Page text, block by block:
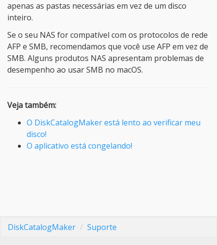
apenas as pastas necessárias em vez de um disco
inteiro.
Se o seu NAS for compatível com os protocolos de rede
AFP e SMB, recomendamos que você use AFP em vez de
SMB. Alguns produtos NAS apresentam problemas de
desempenho ao usar SMB no macOS.
Veja também:
O DiskCatalogMaker está lento ao verificar meu
disco!
O aplicativo está congelando!
DiskCatalogMaker Suporte